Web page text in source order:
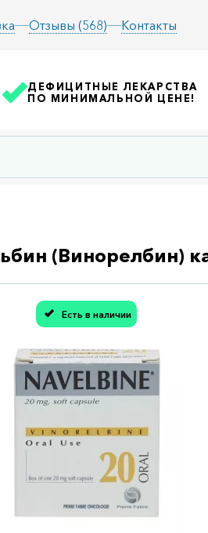
Отзывы (568) Контакты
ДЕФИЦИТНЫЕ ЛЕКАРСТВА
ПО МИНИМАЛЬНОЙ ЦЕНЕ!
(Винорелбин)
Есть в наличии
мы учли Вашу оценку!